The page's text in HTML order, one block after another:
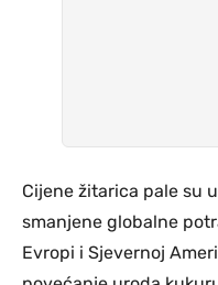
Cijene žitarica pale su
smanjene globalne
Evropi i Sjevernoj